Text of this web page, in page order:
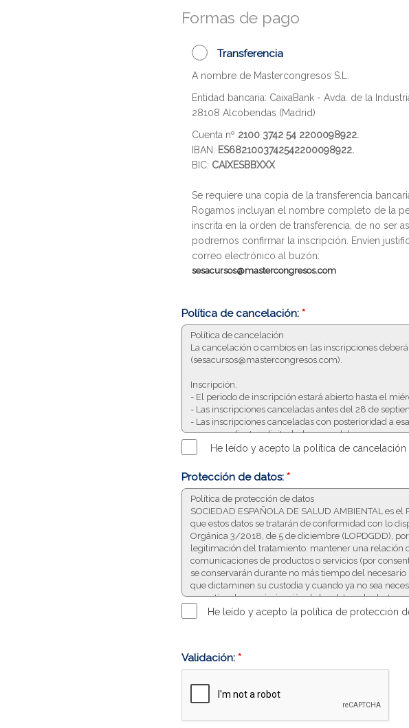
Formas de pago
Transferencia
A nombre de Mastercongresos S.L.
Entidad bancaria: CaixaBank - Avda. de la
28108 Alcobendas (Madrid)
Cuenta nº 2100 3742 54 2200098922.
IBAN: ES6821003742542200098922.
BIC: CAIXESBBXXX
Se requiere una copia de la transferencia
Rogamos incluyan el nombre completo de la
inscrita en la orden de transferencia, de no ser
podremos confirmar la inscripción. Envíen
correo electrónico al buzón:
sesacursos@mastercongresos.com
Política de cancelación: *
He leído y acepto la política de cancelación
Protección de datos: *
He leído y acepto la política de protección
Validación: *